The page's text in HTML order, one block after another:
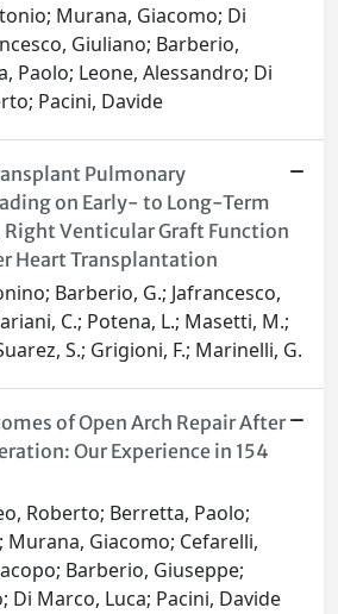
Murana, Giacomo; Di
Giuliano; Barberio,
Paolo; Leone, Alessandro; Di
Pacini, Davide
Pulmonary
on Early- to Long-Term
Venticular Graft Function
Heart Transplantation
Barberio, G.; Jafrancesco,
C.; Potena, L.; Masetti, M.;
S.; Grigioni, F.; Marinelli, G.
of Open Arch Repair After
Our Experience in 154
Roberto; Berretta, Paolo;
Giacomo; Cefarelli,
Barberio, Giuseppe;
Di Marco, Luca; Pacini, Davide